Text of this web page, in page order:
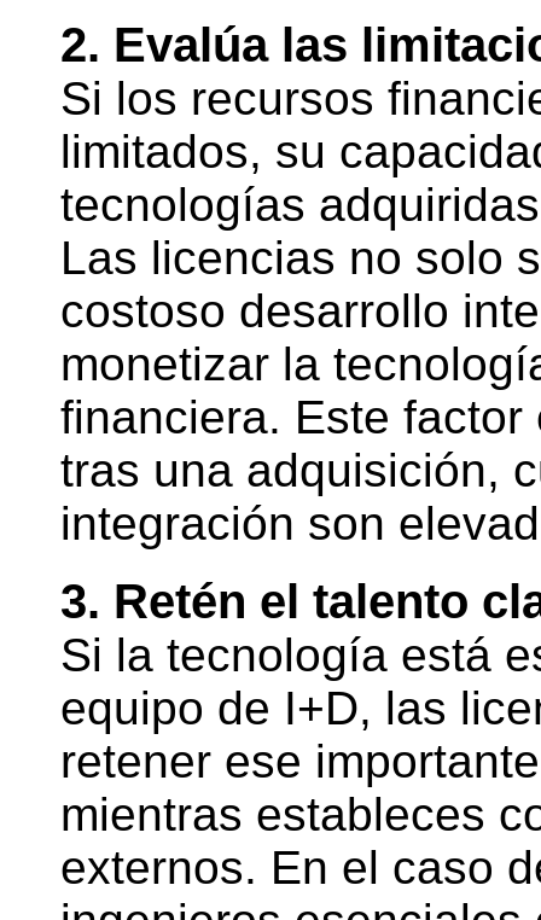
2. Evalúa las
Si los recursos
limitados, su
tecnologías
Las licencias no solo
costoso desarrollo
monetizar la
financiera. Este
tras una adquisición,
integración son
3. Retén el talento
Si la tecnología está
equipo de I+D, las
retener ese
mientras estableces
externos. En el caso